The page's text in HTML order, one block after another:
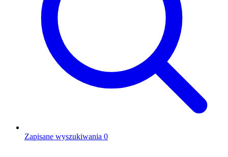
Zapisane wyszukiwania 0